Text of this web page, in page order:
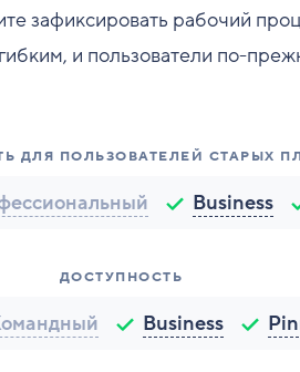
зафиксировать рабочий
и пользователи по-
ДЛЯ ПОЛЬЗОВАТЕЛЕЙ СТАРЫХ
Business
ДОСТУПНОСТЬ
Business